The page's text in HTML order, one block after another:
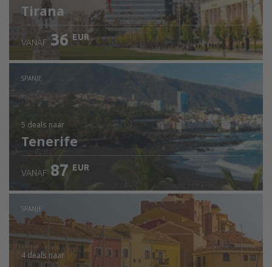
Tirana
VANAF 36 EUR
SPANJE
5 deals naar
Tenerife
VANAF 87 EUR
SPANJE
4 deals naar